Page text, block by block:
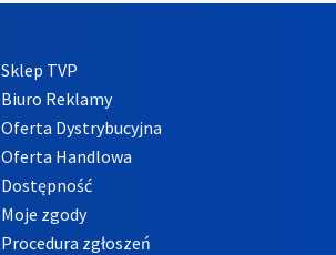
Sklep TVP
Biuro Reklamy
Oferta Dystrybucyjna
Oferta Handlowa
Dostępność
Moje zgody
Procedura zgłoszeń